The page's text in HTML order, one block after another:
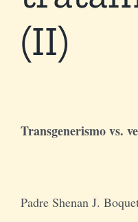
Media
Buscar
(II)
Transgenerismo vs.
Padre Shenan J.